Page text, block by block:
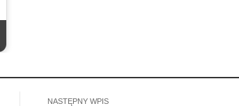
NASTĘPNY WPIS